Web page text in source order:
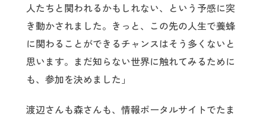
人たちと関われるかもしれない、という予感に突
き動かされました。きっと、この先の人生で養蜂
に関わることができるチャンスはそう多くないと
思います。まだ知らない世界に触れてみるために
も、参加を決めました」
渡辺さんも森さんも、情報ポータルサイトでたま